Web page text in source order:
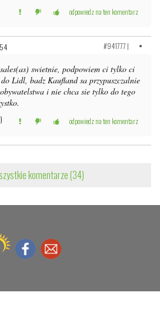
odpowiedz na ten komentarz
#941777 |
swietnie, podpowiem ci tylko ci
Lidl, badz Kaufland sa przypuszczalnie
i nie chca sie tylko do tego
odpowiedz na ten komentarz
komentarze (34)